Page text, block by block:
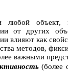
любой объект,
от других
влияют как
методов,
важными
(более